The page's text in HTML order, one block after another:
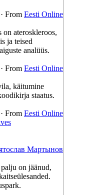
· From Eesti Online
ateroskleroos,
ja teised
analüüs.
· From Eesti Online
käitumine
staatus.
· From Eesti Online
Мартынов
on jäänud,